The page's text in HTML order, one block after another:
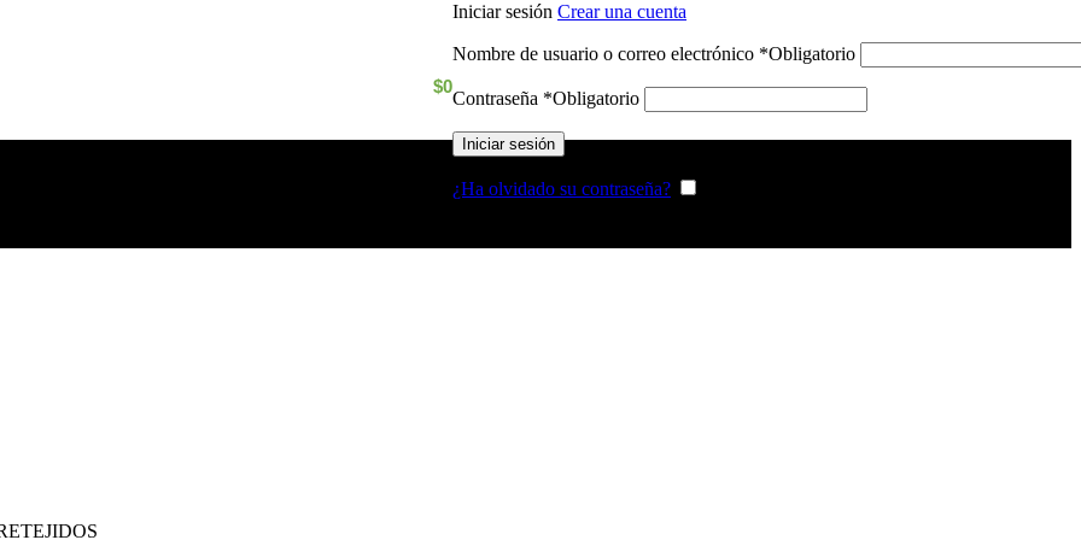
$0
Iniciar sesión Crear una cuenta
Nombre de usuario o correo electrónico *Obligatorio
Contraseña *Obligatorio
Iniciar sesión
¿Ha olvidado su contraseña?